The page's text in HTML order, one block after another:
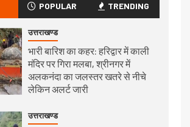
POPULAR TRENDING
उत्तराखण्ड
भारी बारिश का कहर: हरिद्वार में काली
मंदिर पर गिरा मलबा, श्रीनगर में
अलकनंदा का जलस्तर खतरे से नीचे
लेकिन अलर्ट जारी
उत्तराखण्ड